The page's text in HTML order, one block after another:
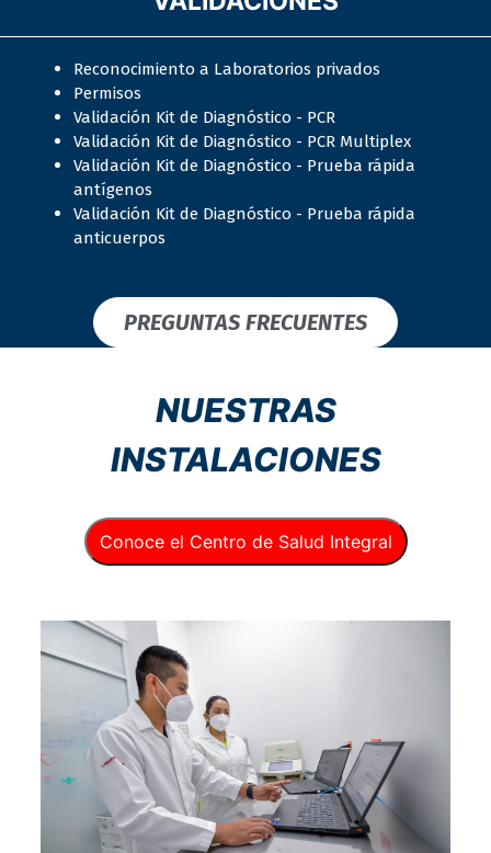
Reconocimiento a Laboratorios privados
Permisos
Validación Kit de Diagnóstico - PCR
Validación Kit de Diagnóstico - PCR Multiplex
Validación Kit de Diagnóstico - Prueba rápida
antígenos
Validación Kit de Diagnóstico - Prueba rápida
anticuerpos
PREGUNTAS FRECUENTES
NUESTRAS
INSTALACIONES
Conoce el Centro de Salud Integral